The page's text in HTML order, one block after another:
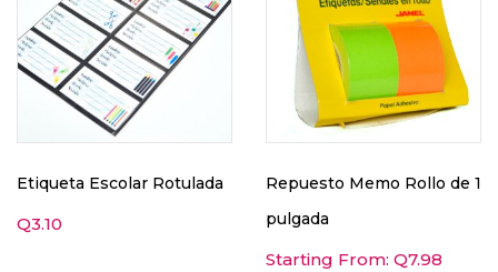
Etiqueta Escolar Rotulada
Q3.10
Repuesto Memo Rollo de 1
pulgada
Starting From: Q7.98